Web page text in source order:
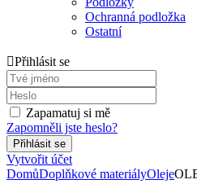
Ochranná podložka
Ostatní
Přihlásit se
Zapamatuj si mě
Zapomněli jste heslo?
Vytvořit účet
DomůDoplňkové materiályOleje